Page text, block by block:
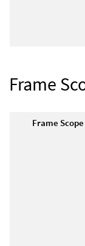
Frame
Frame Scope